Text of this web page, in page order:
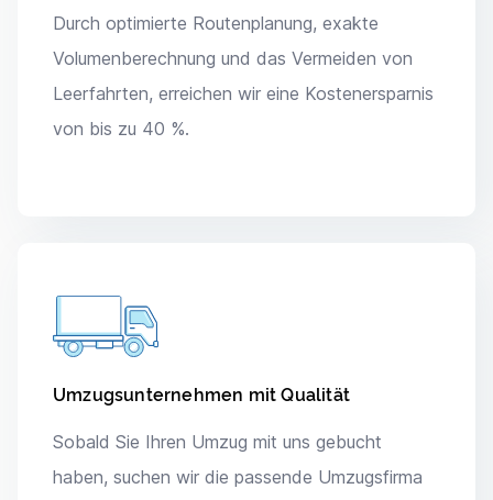
Durch optimierte Routenplanung, exakte
Volumenberechnung und das Vermeiden von
Leerfahrten, erreichen wir eine Kostenersparnis
von bis zu 40 %.
Umzugsunternehmen mit Qualität
Sobald Sie Ihren Umzug mit uns gebucht
haben, suchen wir die passende Umzugsfirma